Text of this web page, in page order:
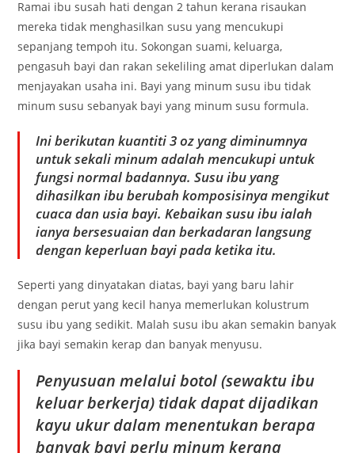
Ramai ibu susah hati dengan 2 tahun kerana risaukan
mereka tidak menghasilkan susu yang mencukupi
sepanjang tempoh itu. Sokongan suami, keluarga,
pengasuh bayi dan rakan sekeliling amat diperlukan dalam
menjayakan usaha ini. Bayi yang minum susu ibu tidak
minum susu sebanyak bayi yang minum susu formula.
Ini berikutan kuantiti 3 oz yang diminumnya
untuk sekali minum adalah mencukupi untuk
fungsi normal badannya. Susu ibu yang
dihasilkan ibu berubah komposisinya mengikut
cuaca dan usia bayi. Kebaikan susu ibu ialah
ianya bersesuaian dan berkadaran langsung
dengan keperluan bayi pada ketika itu.
Seperti yang dinyatakan diatas, bayi yang baru lahir
dengan perut yang kecil hanya memerlukan kolustrum
susu ibu yang sedikit. Malah susu ibu akan semakin banyak
jika bayi semakin kerap dan banyak menyusu.
Penyusuan melalui botol (sewaktu ibu
keluar berkerja) tidak dapat dijadikan
kayu ukur dalam menentukan berapa
banyak bayi perlu minum kerana